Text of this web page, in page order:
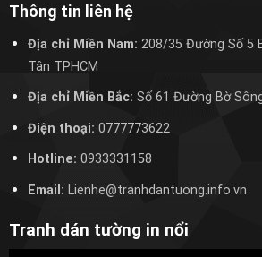
Thông tin liên hệ
Địa chỉ Miền Nam: 208/35 Đường Số 5
Tân TPHCM
Địa chỉ Miền Bắc: Số 61 Đường Bờ
Điện thoại: 0777773622
Hotline: 0933331158
Email: Lienhe@tranhdantuong.info.vn
Tranh dán tường in nổi